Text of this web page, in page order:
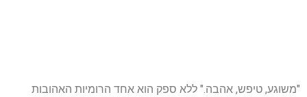
"משוגע, טיפש, אהבה." ללא ספק הוא אחד הרומיות האהובות